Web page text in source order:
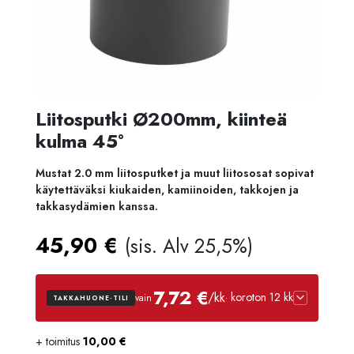
Liitosputki Ø200mm, kiinteä
kulma 45°
Mustat 2.0 mm liitosputket ja muut liitososat sopivat
käytettäväksi kiukaiden, kamiinoiden, takkojen ja
takkasydämien kanssa.
45,90 € (sis. Alv 25,5%)
TAKKAHUONE-TILI vain 7,72 €/kk· koroton 12 kk
Luottoaika
+ toimitus 10,00 €